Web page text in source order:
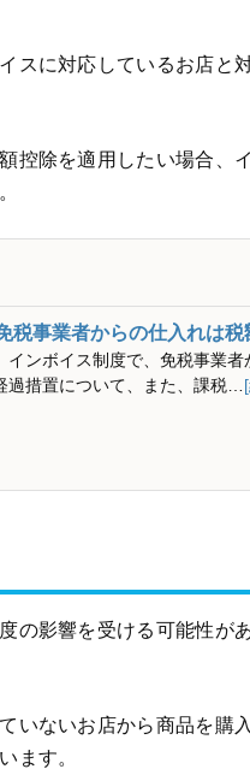
スに対応しているお店と
控除を適用したい場合、
税事業者からの仕入れは税
インボイス制度で、免税事業
過措置について、また、課税…
の影響を受ける可能性が
いないお店から商品を購
ます。